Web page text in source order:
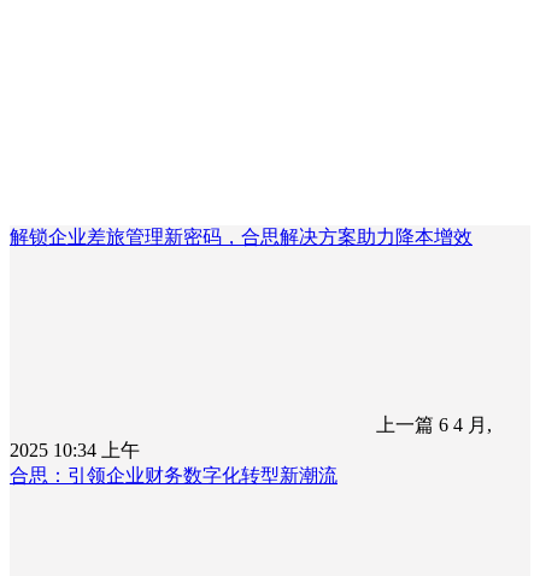
解锁企业差旅管理新密码，合思解决方案助力降本增效
上一篇 6 4 月,
2025 10:34 上午
合思：引领企业财务数字化转型新潮流